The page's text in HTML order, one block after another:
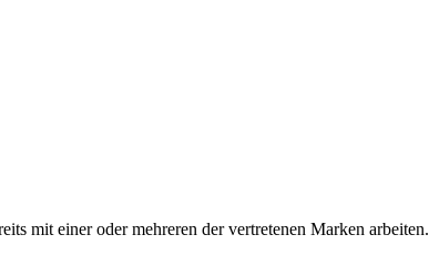
mit einer oder mehreren der vertretenen Marken arbeiten.